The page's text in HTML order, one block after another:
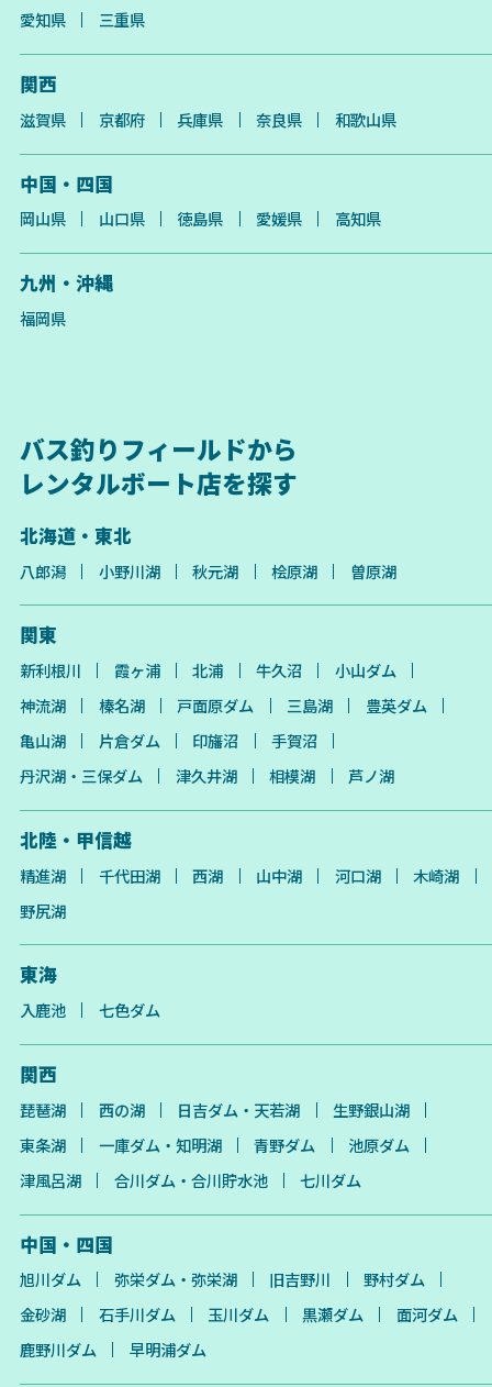
愛知県 三重県
関西
滋賀県 京都府 兵庫県 奈良県 和歌山県
中国・四国
岡山県 山口県 徳島県 愛媛県 高知県
九州・沖縄
福岡県
バス釣りフィールドから
レンタルボート店を探す
北海道・東北
八郎潟 小野川湖 秋元湖 桧原湖 曽原湖
関東
新利根川 霞ヶ浦 北浦 牛久沼
小山ダム
神流湖
榛名湖 戸面原ダム 三島湖
豊英ダム
亀山湖
片倉ダム 印旛沼
手賀沼
丹沢湖・三保ダム
津久井湖 相模湖 芦ノ湖
北陸・甲信越
精進湖 千代田湖 西湖 山中湖 河口湖
木崎湖
野尻湖
東海
入鹿池 七色ダム
関西
琵琶湖 西の湖 日吉ダム・天若湖
生野銀山湖
東条湖
一庫ダム・知明湖 青野ダム
池原ダム
津風呂湖
合川ダム・合川貯水池 七川ダム
中国・四国
旭川ダム 弥栄ダム・弥栄湖 旧吉野川
野村ダム
金砂湖
石手川ダム 玉川ダム 黒瀬ダム
面河ダム
鹿野川ダム
早明浦ダム